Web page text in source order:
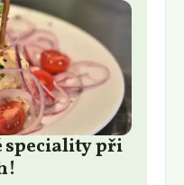
speciality při